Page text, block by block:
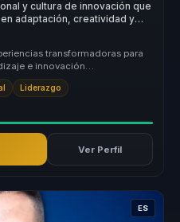
y cultura de innovación que
adaptación, creatividad y
transformadoras para
e innovación
Liderazgo
Ver Perfil
ES